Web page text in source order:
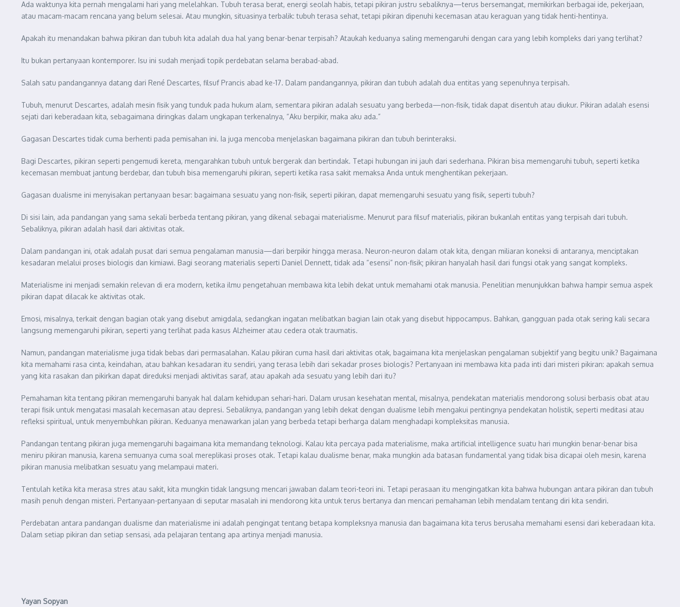
Ada waktunya kita pernah mengalami hari yang melelahkan. Tubuh terasa berat, energi seolah habis, tetapi pikiran justru sebaliknya—terus bersemangat, memikirkan berbagai ide, pekerjaan,
atau macam-macam rencana yang belum selesai. Atau mungkin, situasinya terbalik: tubuh terasa sehat, tetapi pikiran dipenuhi kecemasan atau keraguan yang tidak henti-hentinya.
Apakah itu menandakan bahwa pikiran dan tubuh kita adalah dua hal yang benar-benar terpisah? Ataukah keduanya saling memengaruhi dengan cara yang lebih kompleks dari yang terlihat?
Itu bukan pertanyaan kontemporer. Isu ini sudah menjadi topik perdebatan selama berabad-abad.
Salah satu pandangannya datang dari René Descartes, filsuf Prancis abad ke-17. Dalam pandangannya, pikiran dan tubuh adalah dua entitas yang sepenuhnya terpisah.
Tubuh, menurut Descartes, adalah mesin fisik yang tunduk pada hukum alam, sementara pikiran adalah sesuatu yang berbeda—non-fisik, tidak dapat disentuh atau diukur. Pikiran adalah esensi
sejati dari keberadaan kita, sebagaimana diringkas dalam ungkapan terkenalnya, “Aku berpikir, maka aku ada.”
Gagasan Descartes tidak cuma berhenti pada pemisahan ini. Ia juga mencoba menjelaskan bagaimana pikiran dan tubuh berinteraksi.
Bagi Descartes, pikiran seperti pengemudi kereta, mengarahkan tubuh untuk bergerak dan bertindak. Tetapi hubungan ini jauh dari sederhana. Pikiran bisa memengaruhi tubuh, seperti ketika
kecemasan membuat jantung berdebar, dan tubuh bisa memengaruhi pikiran, seperti ketika rasa sakit memaksa Anda untuk menghentikan pekerjaan.
Gagasan dualisme ini menyisakan pertanyaan besar: bagaimana sesuatu yang non-fisik, seperti pikiran, dapat memengaruhi sesuatu yang fisik, seperti tubuh?
Di sisi lain, ada pandangan yang sama sekali berbeda tentang pikiran, yang dikenal sebagai materialisme. Menurut para filsuf materialis, pikiran bukanlah entitas yang terpisah dari tubuh.
Sebaliknya, pikiran adalah hasil dari aktivitas otak.
Dalam pandangan ini, otak adalah pusat dari semua pengalaman manusia—dari berpikir hingga merasa. Neuron-neuron dalam otak kita, dengan miliaran koneksi di antaranya, menciptakan
kesadaran melalui proses biologis dan kimiawi. Bagi seorang materialis seperti Daniel Dennett, tidak ada “esensi” non-fisik; pikiran hanyalah hasil dari fungsi otak yang sangat kompleks.
Materialisme ini menjadi semakin relevan di era modern, ketika ilmu pengetahuan membawa kita lebih dekat untuk memahami otak manusia. Penelitian menunjukkan bahwa hampir semua aspek
pikiran dapat dilacak ke aktivitas otak.
Emosi, misalnya, terkait dengan bagian otak yang disebut amigdala, sedangkan ingatan melibatkan bagian lain otak yang disebut hippocampus. Bahkan, gangguan pada otak sering kali secara
langsung memengaruhi pikiran, seperti yang terlihat pada kasus Alzheimer atau cedera otak traumatis.
Namun, pandangan materialisme juga tidak bebas dari permasalahan. Kalau pikiran cuma hasil dari aktivitas otak, bagaimana kita menjelaskan pengalaman subjektif yang begitu unik? Bagaimana
kita memahami rasa cinta, keindahan, atau bahkan kesadaran itu sendiri, yang terasa lebih dari sekadar proses biologis? Pertanyaan ini membawa kita pada inti dari misteri pikiran: apakah semua
yang kita rasakan dan pikirkan dapat direduksi menjadi aktivitas saraf, atau apakah ada sesuatu yang lebih dari itu?
Pemahaman kita tentang pikiran memengaruhi banyak hal dalam kehidupan sehari-hari. Dalam urusan kesehatan mental, misalnya, pendekatan materialis mendorong solusi berbasis obat atau
terapi fisik untuk mengatasi masalah kecemasan atau depresi. Sebaliknya, pandangan yang lebih dekat dengan dualisme lebih mengakui pentingnya pendekatan holistik, seperti meditasi atau
refleksi spiritual, untuk menyembuhkan pikiran. Keduanya menawarkan jalan yang berbeda tetapi berharga dalam menghadapi kompleksitas manusia.
Pandangan tentang pikiran juga memengaruhi bagaimana kita memandang teknologi. Kalau kita percaya pada materialisme, maka artificial intelligence suatu hari mungkin benar-benar bisa
meniru pikiran manusia, karena semuanya cuma soal mereplikasi proses otak. Tetapi kalau dualisme benar, maka mungkin ada batasan fundamental yang tidak bisa dicapai oleh mesin, karena
pikiran manusia melibatkan sesuatu yang melampaui materi.
Tentulah ketika kita merasa stres atau sakit, kita mungkin tidak langsung mencari jawaban dalam teori-teori ini. Tetapi perasaan itu mengingatkan kita bahwa hubungan antara pikiran dan tubuh
masih penuh dengan misteri. Pertanyaan-pertanyaan di seputar masalah ini mendorong kita untuk terus bertanya dan mencari pemahaman lebih mendalam tentang diri kita sendiri.
Perdebatan antara pandangan dualisme dan materialisme ini adalah pengingat tentang betapa kompleksnya manusia dan bagaimana kita terus berusaha memahami esensi dari keberadaan kita.
Dalam setiap pikiran dan setiap sensasi, ada pelajaran tentang apa artinya menjadi manusia.
Yayan Sopyan